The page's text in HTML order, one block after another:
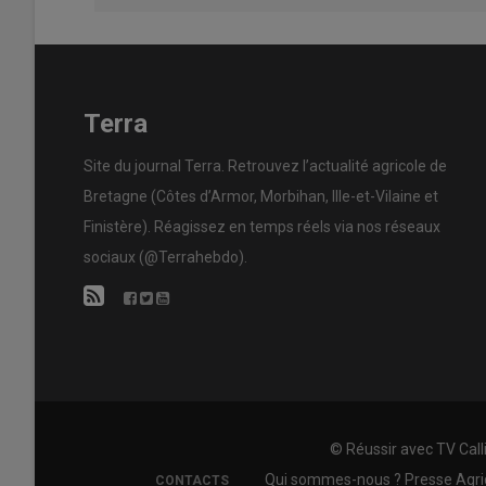
Terra
Site du journal Terra. Retrouvez l’actualité agricole de
Bretagne (Côtes d’Armor, Morbihan, Ille-et-Vilaine et
Finistère). Réagissez en temps réels via nos réseaux
sociaux (@Terrahebdo).
© Réussir avecTV
FOOTERCONTACTS Qui sommes-nous ? Presse